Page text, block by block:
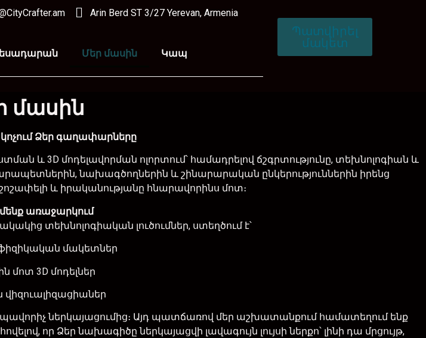
Arin Berd ST 3/27 Yerevan, Armenia
Մեր մասին Կապ
Պատվիրել
մակետ
մասին
Ձեր գաղափարները
մոդելավորման ոլորտում՝ համադրելով ճշգրտությունը, տեխնոլոգիան և
նախագծողներին և շինարարական ընկերություններին իրենց
և իրականությանը հնարավորինս մոտ։
մենք առաջարկում
տեխնոլոգիական լուծումներ, ստեղծում է՝
մակետներ
մոտ 3D մոդելներ
վիզուալիզացիաներ
ներկայացումից։ Այդ պատճառով մեր աշխատանքում համատեղում ենք
որ Ձեր նախագիծը ներկայացվի լավագույն լույսի ներքո՝ լինի դա մրցույթ,